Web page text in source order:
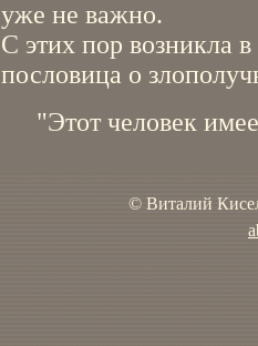
уже не важно.
С этих пор возникла
пословица о
"Этот человек
© Виталий